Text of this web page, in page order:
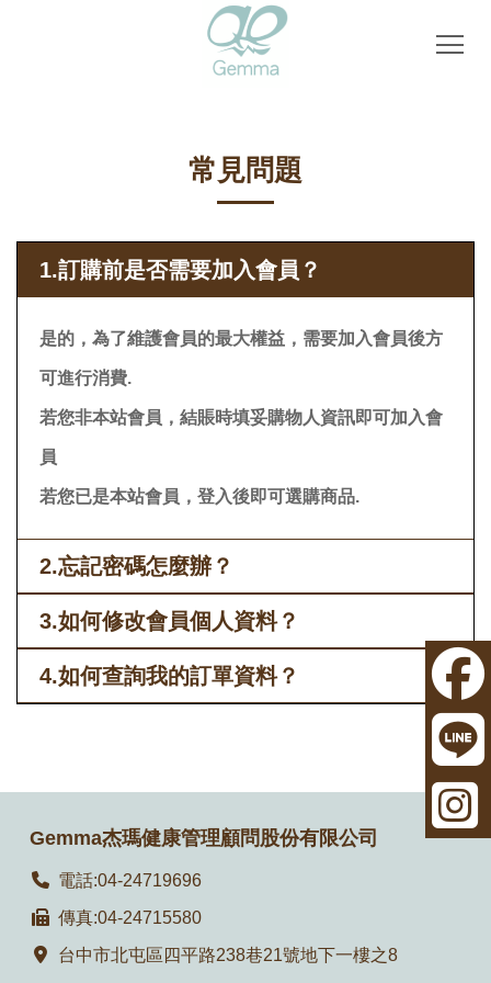
常見問題
1.訂購前是否需要加入會員？
是的，為了維護會員的最大權益，需要加入會員後方
可進行消費.
若您非本站會員，結賬時填妥購物人資訊即可加入會
員
若您已是本站會員，登入後即可選購商品.
2.忘記密碼怎麼辦？
3.如何修改會員個人資料？
4.如何查詢我的訂單資料？
Gemma杰瑪健康管理顧問股份有限公司
電話:04-24719696
傳真:04-24715580
台中市北屯區四平路238巷21號地下一樓之8